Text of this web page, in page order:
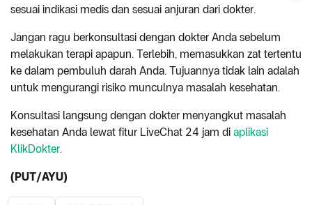
sesuai indikasi medis dan sesuai anjuran dari dokter.
Jangan ragu berkonsultasi dengan dokter Anda sebelum
melakukan terapi apapun. Terlebih, memasukkan zat tertentu
ke dalam pembuluh darah Anda. Tujuannya tidak lain adalah
untuk mengurangi risiko munculnya masalah kesehatan.
Konsultasi langsung dengan dokter menyangkut masalah
kesehatan Anda lewat fitur LiveChat 24 jam di aplikasi
KlikDokter.
(PUT/AYU)